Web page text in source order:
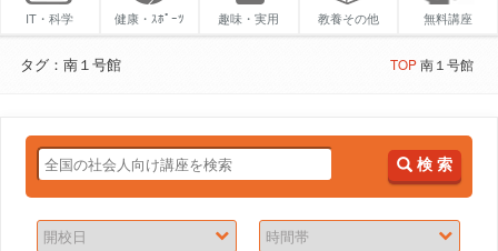
IT・科学 健康・ｽﾎﾟｰﾂ 趣味・実用 教養その他 無料講座
タグ：南１号館 TOP南１号館
検 索